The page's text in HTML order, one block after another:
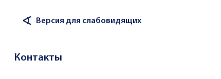
∢ Версия для слабовидящих
Контакты